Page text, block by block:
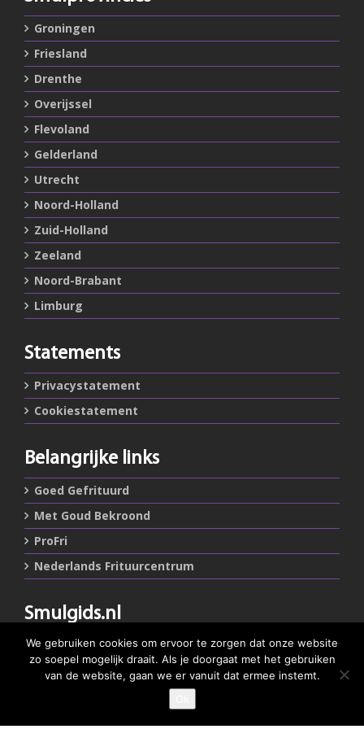
GEEF JE SMULSCORE
Groningen
Friesland
Drenthe
Overijssel
Flevoland
Gelderland
Utrecht
Noord-Holland
Zuid-Holland
Zeeland
Noord-Brabant
Limburg
Statements
Privacystatement
Cookiestatement
Belangrijke links
Goed Gefrituurd
Met Goud Bekroond
ProFri
Nederlands Frituurcentrum
Smulgids.nl
Nederlands Frituurcentrum
Blaarthemseweg 72
5502 JW Veldhoven
We gebruiken cookies om ervoor te zorgen dat onze website
zo soepel mogelijk draait. Als je doorgaat met het gebruiken
van de website, gaan we er vanuit dat ermee instemt.